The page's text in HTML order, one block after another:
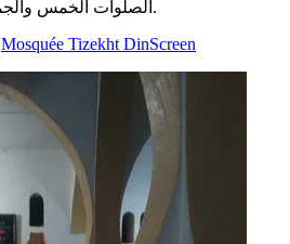
الصلوات الخمس والجمعة، ويخدم سكان المنطقة.
Mosquée Tizekht DinScreen